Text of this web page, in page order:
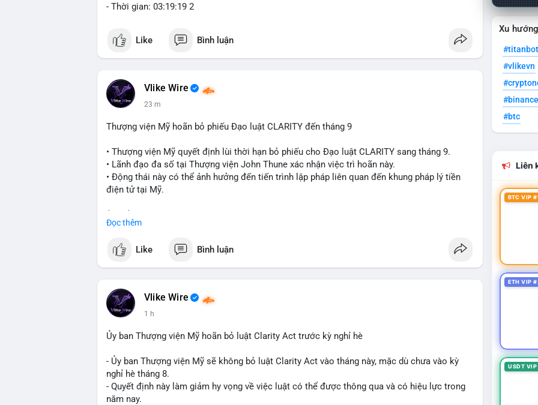
- Thời gian: 03:19:19 2
Like Bình luận
Vlike Wire
23 m
Thượng viện Mỹ hoãn bỏ phiếu Đạo luật CLARITY đến tháng 9
• Thượng viện Mỹ quyết định lùi thời hạn bỏ phiếu cho Đạo luật CLARITY sang tháng 9.
• Lãnh đạo đa số tại Thượng viện John Thune xác nhận việc trì hoãn này.
• Động thái này có thể ảnh hưởng đến tiến trình lập pháp liên quan đến khung pháp lý tiền
điện tử tại Mỹ.
📰 Nguồn: Cointelegraph
Đọc thêm
Like Bình luận
Vlike Wire
1 h
Ủy ban Thượng viện Mỹ hoãn bỏ luật Clarity Act trước kỳ nghỉ hè
- Ủy ban Thượng viện Mỹ sẽ không bỏ luật Clarity Act vào tháng này, mặc dù chưa vào kỳ
nghỉ hè tháng 8.
- Quyết định này làm giảm hy vọng về việc luật có thể được thông qua và có hiệu lực trong
năm nay.
Xu
#titanbot
#vlikevn
#btc
Liên
BTC VIP
ETH VIP
USDT